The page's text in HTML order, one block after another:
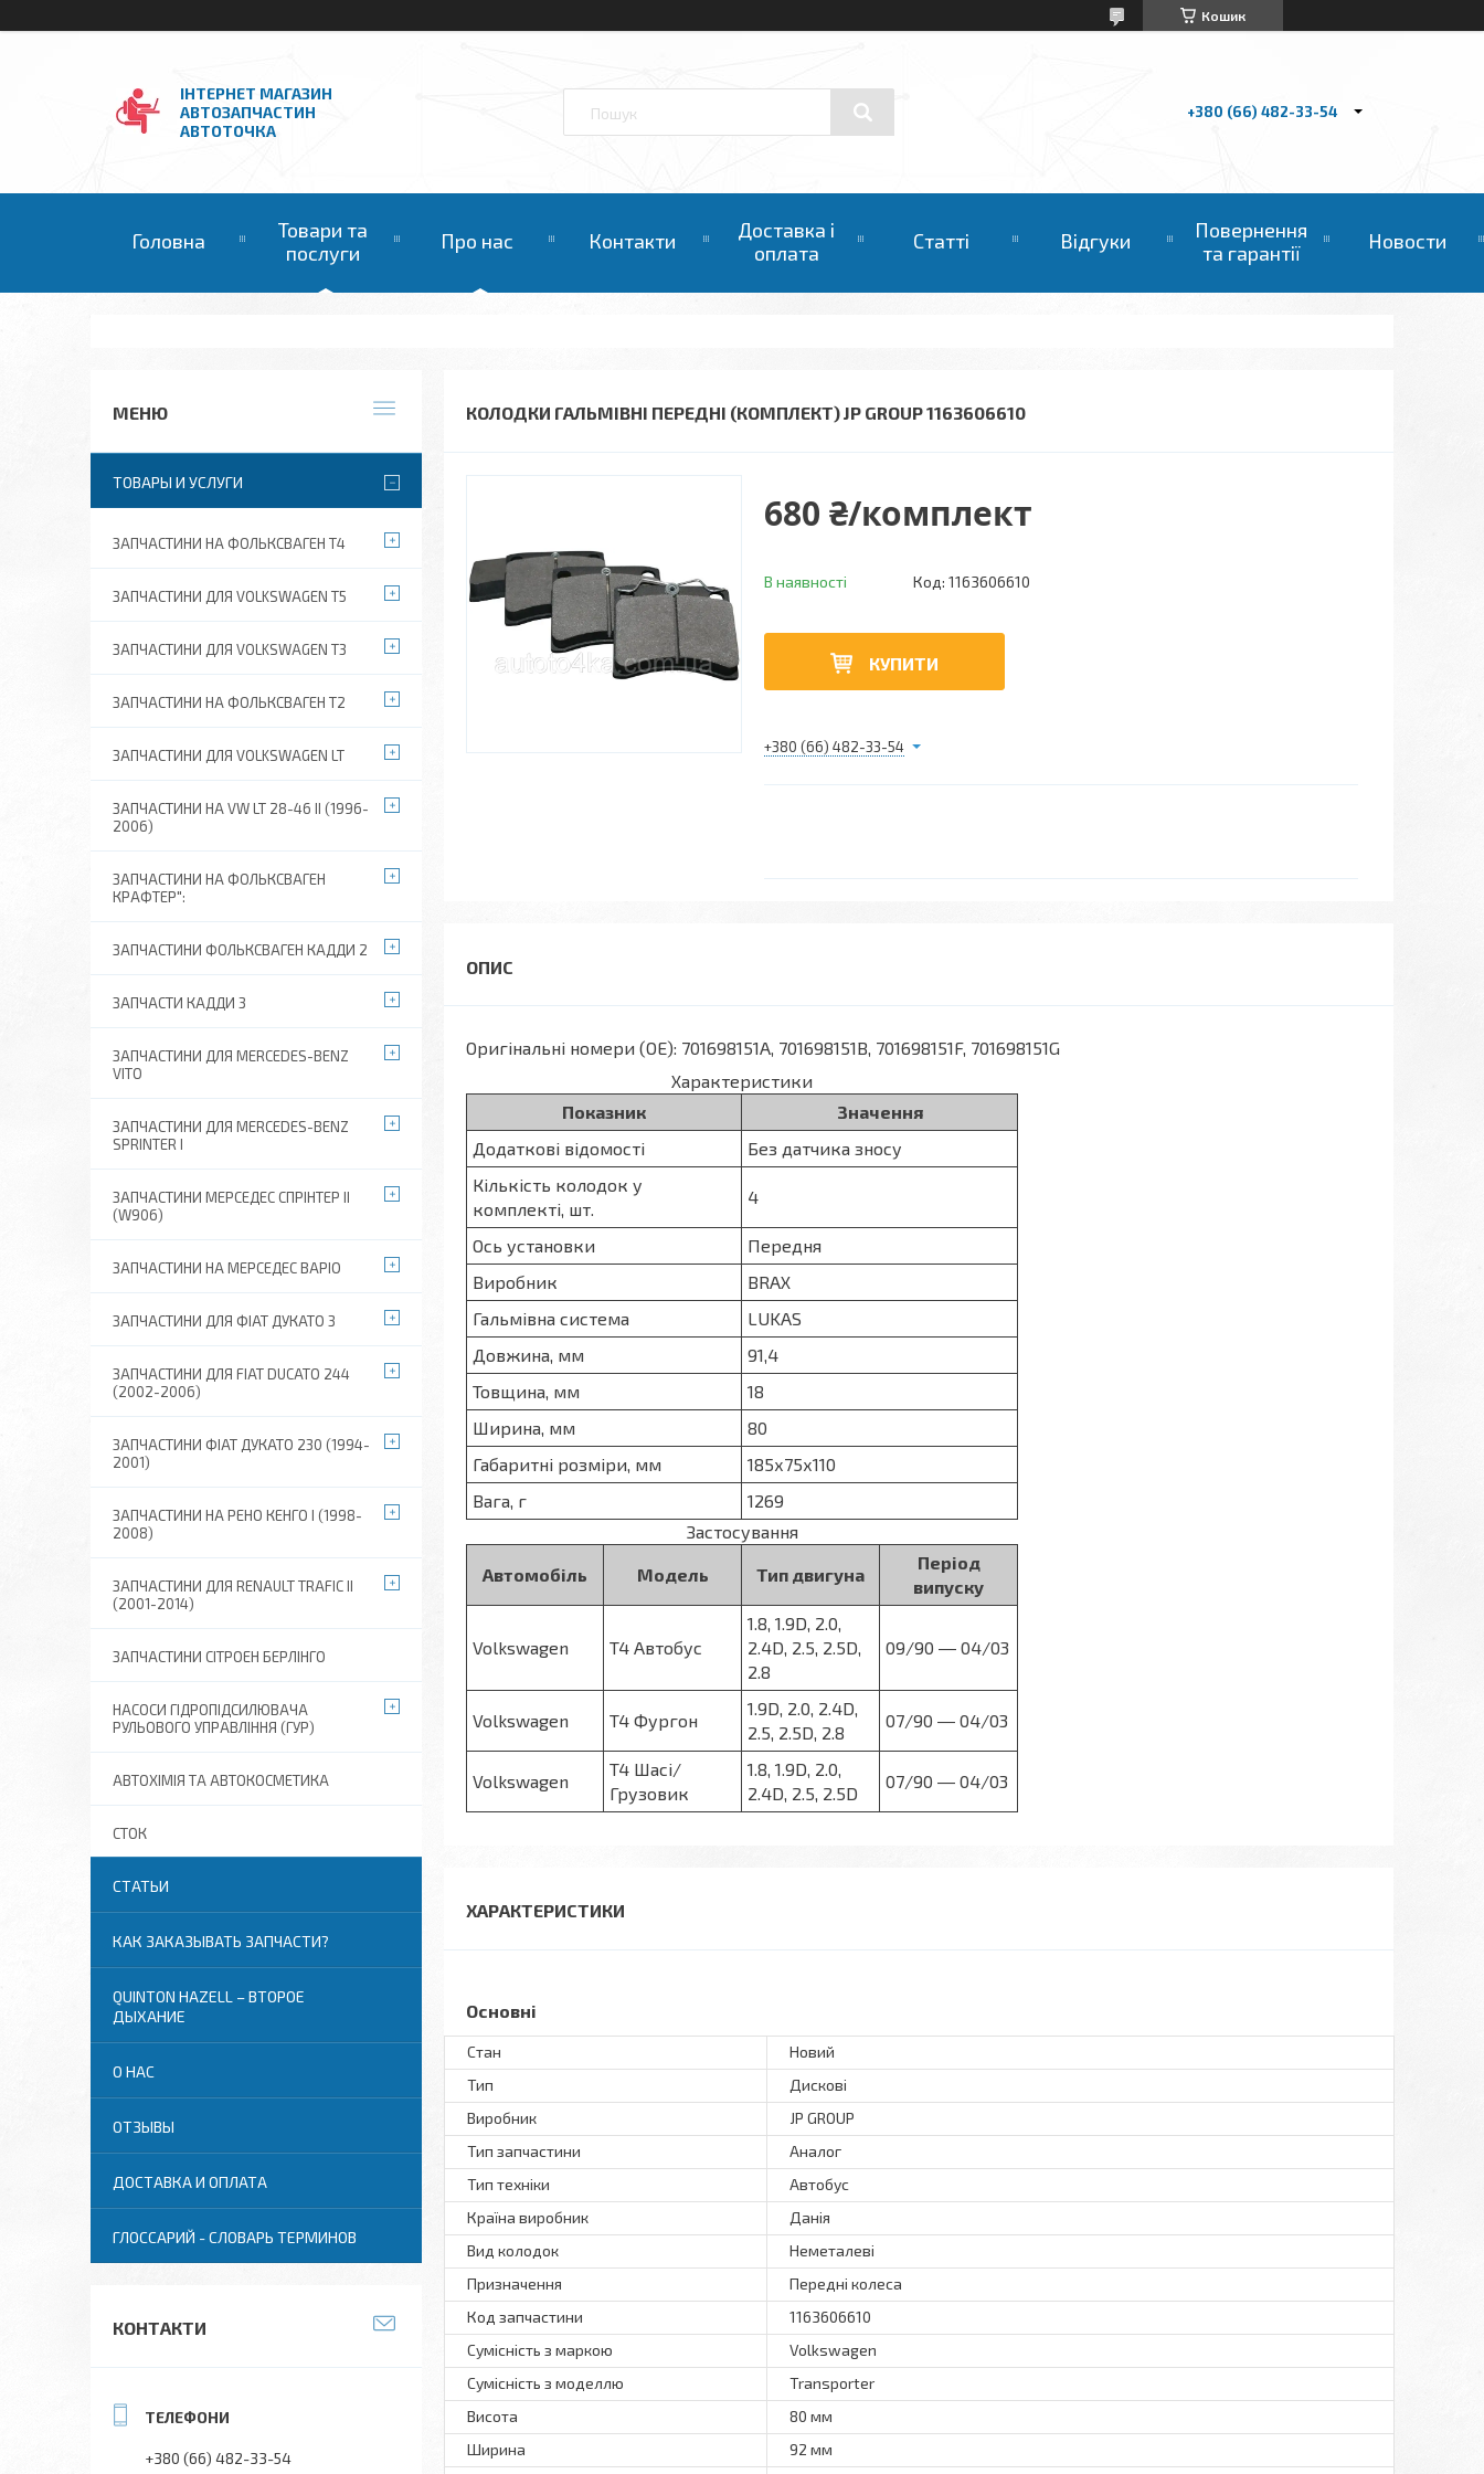
Кошик
ІНТЕРНЕТ МАГАЗИН
АВТОЗАПЧАСТИН
АВТОТОЧКА
+380 (66) 482-33-54
Головна
Товари та
послуги
Про нас Контакти
Доставка і
оплата
Статті Відгуки
Повернення
та гарантії
Новости
КОЛОДКИ ГАЛЬМІВНІ ПЕРЕДНІ (КОМПЛЕКТ) JP GROUP 1163606610
680 ₴/комплект
В наявності Код: 1163606610
КУПИТИ
+380 (66) 482-33-54
Оригінальні номери (OE): 701698151A, 701698151B, 701698151F, 701698151G
Характеристики
Показник
Значення
Додаткові відомості
Без датчика зносу
Кількість колодок у
комплекті, шт.
4
Ось установки
Передня
Виробник
BRAX
Гальмівна система
LUKAS
Довжина, мм
91,4
Товщина, мм
18
Ширина, мм
80
Габаритні розміри, мм
185х75х110
Вага, г
1269
Застосування
Автомобіль Модель Тип двигуна
Період
випуску
Volkswagen T4 Автобус
1.8, 1.9D, 2.0,
2.4D, 2.5, 2.5D,
2.8
09/90 ― 04/03
Volkswagen T4 Фургон
1.9D, 2.0, 2.4D,
2.5, 2.5D, 2.8
07/90 ― 04/03
Volkswagen
T4 Шасі/
Грузовик
1.8, 1.9D, 2.0,
2.4D, 2.5, 2.5D
07/90 ― 04/03
ХАРАКТЕРИСТИКИ
Основні
Стан
Новий
Тип
Дискові
Виробник
JP GROUP
Тип запчастини
Аналог
Тип техніки
Автобус
Країна виробник
Данія
Вид колодок
Неметалеві
Призначення
Передні колеса
Код запчастини
1163606610
Сумісність з маркою
Volkswagen
Сумісність з моделлю
Transporter
Висота
80 мм
Ширина
92 мм
ТОВАРЫ И УСЛУГИ
ЗАПЧАСТИНИ НА ФОЛЬКСВАГЕН Т4
ЗАПЧАСТИНИ ДЛЯ VOLKSWAGEN T5
ЗАПЧАСТИНИ ДЛЯ VOLKSWAGEN T3
ЗАПЧАСТИНИ НА ФОЛЬКСВАГЕН Т2
ЗАПЧАСТИНИ ДЛЯ VOLKSWAGEN LT
ЗАПЧАСТИНИ НА VW LT 28-46 II (1996-
2006)
ЗАПЧАСТИНИ НА ФОЛЬКСВАГЕН
КРАФТЕР":
ЗАПЧАСТИНИ ФОЛЬКСВАГЕН КАДДИ 2
ЗАПЧАСТИ КАДДИ 3
ЗАПЧАСТИНИ ДЛЯ MERCEDES-BENZ
VITO
ЗАПЧАСТИНИ ДЛЯ MERCEDES-BENZ
SPRINTER I
ЗАПЧАСТИНИ МЕРСЕДЕС СПРІНТЕР II
(W906)
ЗАПЧАСТИНИ НА МЕРСЕДЕС ВАРІО
ЗАПЧАСТИНИ ДЛЯ ФІАТ ДУКАТО 3
ЗАПЧАСТИНИ ДЛЯ FIAT DUCATO 244
(2002-2006)
ЗАПЧАСТИНИ ФІАТ ДУКАТО 230 (1994-
2001)
ЗАПЧАСТИНИ НА РЕНО КЕНГО I (1998-
2008)
ЗАПЧАСТИНИ ДЛЯ RENAULT TRAFIC II
(2001-2014)
ЗАПЧАСТИНИ СІТРОЕН БЕРЛІНГО
НАСОСИ ГІДРОПІДСИЛЮВАЧА
РУЛЬОВОГО УПРАВЛІННЯ (ГУР)
АВТОХІМІЯ ТА АВТОКОСМЕТИКА
СТОК
СТАТЬИ
КАК ЗАКАЗЫВАТЬ ЗАПЧАСТИ?
QUINTON HAZELL – ВТОРОЕ
ДЫХАНИЕ
О НАС
ОТЗЫВЫ
ДОСТАВКА И ОПЛАТА
ГЛОССАРИЙ - СЛОВАРЬ ТЕРМИНОВ
КОНТАКТИ
+380 (66) 482-33-54